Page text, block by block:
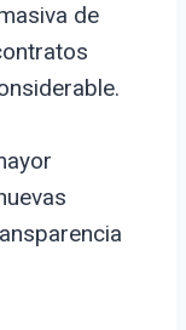
de